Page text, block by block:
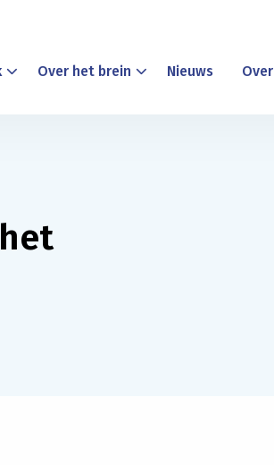
Over het brein Nieuws